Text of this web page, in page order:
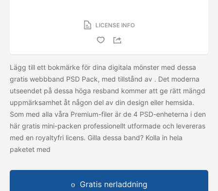
LICENSE INFO
Lägg till ett bokmärke för dina digitala mönster med dessa
gratis webbband PSD Pack, med tillstånd av . Det moderna
utseendet på dessa höga resband kommer att ge rätt mängd
uppmärksamhet åt någon del av din design eller hemsida.
Som med alla våra Premium-filer är de 4 PSD-enheterna i den
här gratis mini-packen professionellt utformade och levereras
med en royaltyfri licens. Gilla dessa band? Kolla in hela
paketet med
Gratis nerladdning